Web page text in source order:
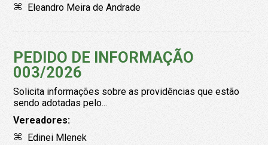
Eleandro Meira de Andrade
PEDIDO DE INFORMAÇÃO
003/2026
Solicita informações sobre as providências que estão
sendo adotadas pelo...
Vereadores:
Edinei Mlenek